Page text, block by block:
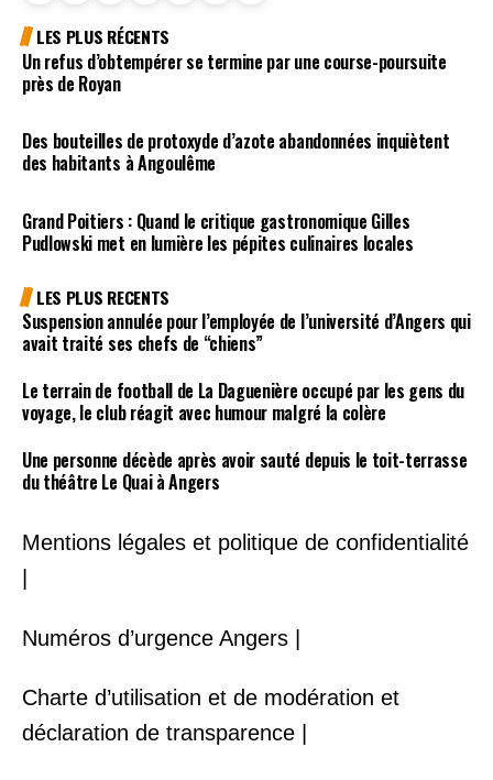
LES PLUS RÉCENTS
Un refus d’obtempérer se termine par une course-poursuite
près de Royan
Des bouteilles de protoxyde d’azote abandonnées inquiètent
des habitants à Angoulême
Grand Poitiers : Quand le critique gastronomique Gilles
Pudlowski met en lumière les pépites culinaires locales
LES PLUS RECENTS
Suspension annulée pour l’employée de l’université d’Angers qui
avait traité ses chefs de “chiens”
Le terrain de football de La Daguenière occupé par les gens du
voyage, le club réagit avec humour malgré la colère
Une personne décède après avoir sauté depuis le toit-terrasse
du théâtre Le Quai à Angers
Mentions légales et politique de confidentialité
Numéros d’urgence Angers |
Charte d’utilisation et de modération et
déclaration de transparence |